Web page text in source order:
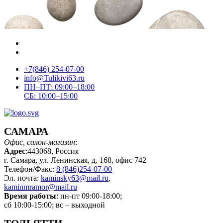
+7(846) 254-07-00
info@Tulikivi63.ru
ПН–ПТ: 09:00–18:00
СБ: 10:00–15:00
САМАРА
Офис, салон-магазин:
Адрес:443068, Россия
г. Самара, ул. Ленинская, д. 168, офис 742
Телефон/Факс: 8 (846)254-07-00
Эл. почта: kaminsky63@mail.ru,
kaminmramor@mail.ru
Время работы: пн-пт 09:00-18:00;
сб 10:00-15:00; вс – выходной